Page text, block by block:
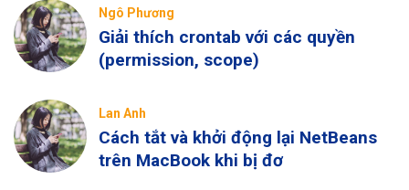
Ngô Phương
Giải thích crontab với các quyền
(permission, scope)
Lan Anh
Cách tắt và khởi động lại NetBeans
trên MacBook khi bị đơ